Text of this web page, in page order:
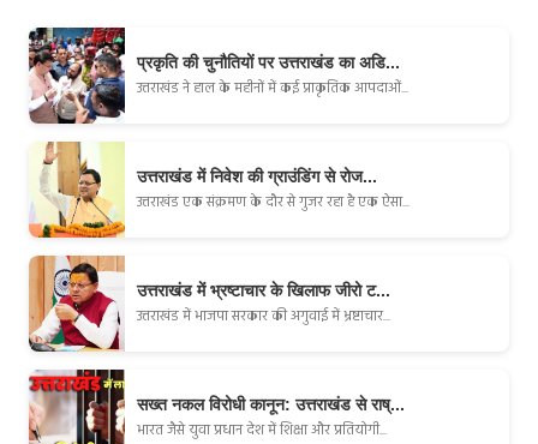
प्रकृति की चुनौतियों पर उत्तराखंड का अडि...
उत्तराखंड ने हाल के महीनों में कई प्राकृतिक आपदाओं...
उत्तराखंड में निवेश की ग्राउंडिंग से रोज...
उत्तराखंड एक संक्रमण के दौर से गुजर रहा है एक ऐसा...
उत्तराखंड में भ्रष्टाचार के खिलाफ जीरो ट...
उत्तराखंड में भाजपा सरकार की अगुवाई में भ्रष्टाचार...
सख्त नकल विरोधी कानून: उत्तराखंड से राष्...
भारत जैसे युवा प्रधान देश में शिक्षा और प्रतियोगी...